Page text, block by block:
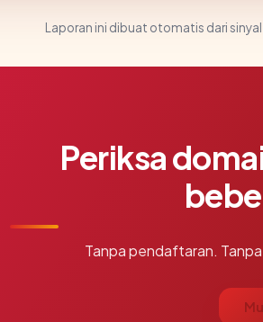
Laporan ini dibuat otomatis dari
Periksa
Tanpa pendaftaran.